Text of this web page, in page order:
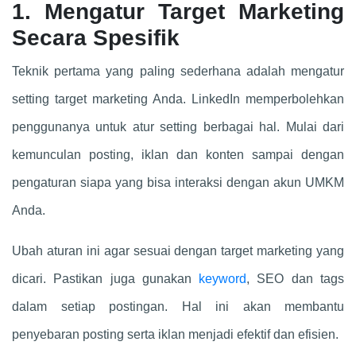
1. Mengatur Target Marketing
Secara Spesifik
Teknik pertama yang paling sederhana adalah mengatur
setting target marketing Anda. LinkedIn memperbolehkan
penggunanya untuk atur setting berbagai hal. Mulai dari
kemunculan posting, iklan dan konten sampai dengan
pengaturan siapa yang bisa interaksi dengan akun UMKM
Anda.
Ubah aturan ini agar sesuai dengan target marketing yang
dicari. Pastikan juga gunakan keyword, SEO dan tags
dalam setiap postingan. Hal ini akan membantu
penyebaran posting serta iklan menjadi efektif dan efisien.